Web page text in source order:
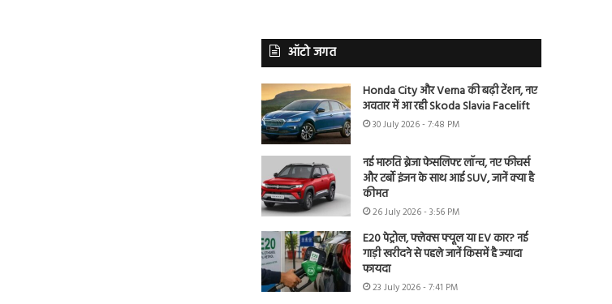
ऑटो जगत
Honda City और Verna की बढ़ी टेंशन, नए
अवतार में आ रही Skoda Slavia Facelift
30 July 2026 - 7:48 PM
नई मारुति ब्रेजा फेसलिफ्ट लॉन्च, नए फीचर्स
और टर्बो इंजन के साथ आई SUV, जानें क्या है
कीमत
26 July 2026 - 3:56 PM
E20 पेट्रोल, फ्लेक्स फ्यूल या EV कार? नई
गाड़ी खरीदने से पहले जानें किसमें है ज्यादा
फायदा
23 July 2026 - 7:41 PM